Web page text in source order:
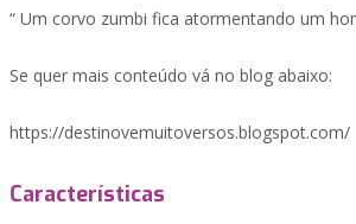
“ Um corvo zumbi fica atormentando um
Se quer mais conteúdo vá no blog abaixo:
https://destinovemuitoversos.blogspot.com/
Características